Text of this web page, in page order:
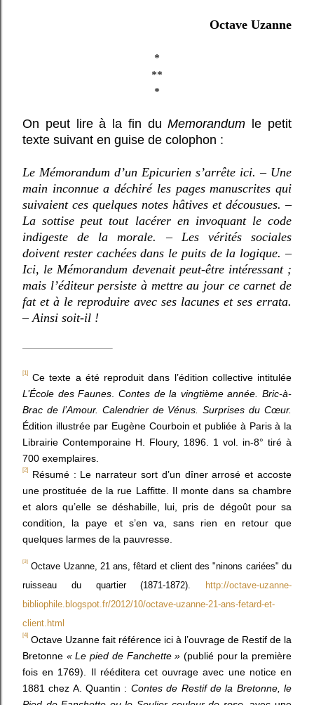
Octave Uzanne
*
**
*
On peut lire à la fin duMemorandum le petit
texte suivant en guise de colophon :
Le Mémorandum d’un Epicurien s’arrête ici. – Une
main inconnue a déchiré les pages manuscrites qui
suivaient ces quelques notes hâtives et décousues. –
La sottise peut tout lacérer en invoquant le code
indigeste de la morale. – Les vérités sociales
doivent rester cachées dans le puits de la logique. –
Ici, le Mémorandum devenait peut-être intéressant ;
mais l’éditeur persiste à mettre au jour ce carnet de
fat et à le reproduire avec ses lacunes et ses errata.
– Ainsi soit-il !
[1]
Ce texte a été reproduit dans l’édition collective intitulée
L’École des Faunes
Contes de la vingtième année. Bric-à-
Brac de l’Amour. Calendrier de Vénus. Surprises du Cœur.
Édition illustrée par Eugène Courboin et publiée à Paris à la
Librairie Contemporaine H. Floury, 1896. 1 vol. in-8° tiré à
700 exemplaires.
[2]
Résumé : Le narrateur sort d’un dîner arrosé et accoste
une prostituée de la rue Laffitte. Il monte dans sa chambre
et alors qu’elle se déshabille, lui, pris de dégoût pour sa
condition, la paye et s’en va, sans rien en retour que
quelques larmes de la pauvresse.
[3] Octave Uzanne, 21 ans, fêtard et client des "ninons cariées" du
ruisseau du quartier (1871-1872)
http://octave-uzanne-
bibliophile.blogspot.fr/2012/10/octave-uzanne-21-ans-fetard-et-
client.html
[4] Octave Uzanne fait référence ici à l’ouvrage de Restif de la
Bretonne « Le pied de Fanchette » (publié pour la première
fois en 1769). Il rééditera cet ouvrage avec une notice en
1881 chez A. Quantin : Contes de Restif de la Bretonne, le